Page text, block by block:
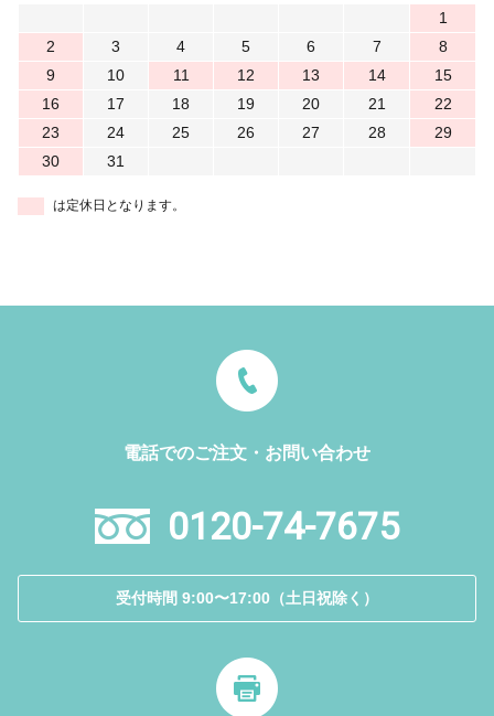
1
2
3 4 5 6 7
8
9
10 11 12 13 14
15
16
17 18 19 20 21
22
23
24 25 26 27 28
29
30
31
は定休日となります。
電話でのご注文・お問い合わせ
0120-74-7675
受付時間 9:00〜17:00（土日祝除く）